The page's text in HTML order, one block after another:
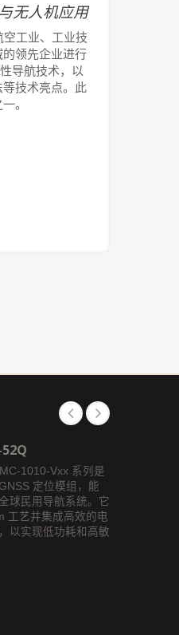
无人机应用
工业、工业技
领先企业进行
导航技术，以
技术亮点。此
。
1010-Vxx 系列是
定位模组，能
球民用导航系统。它
工艺并集成高效的电
以实现低功耗和高敏